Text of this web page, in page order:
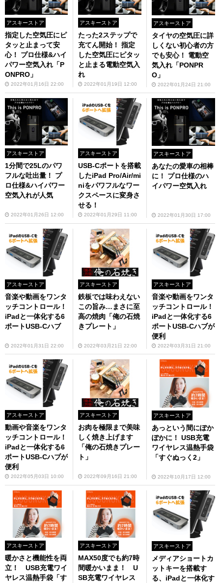
アスキーストア
指定した空気圧にピ
タッと止まって安
心！ プロ仕様&ハイ
パワー空気入れ「P
ONPRO」
2022年01月16日 22:00
アスキーストア
たった2ステップで
充てん開始！ 指定
した空気圧にピタッ
と止まる電動空気入
れ
2022年01月19日 12:00
アスキーストア
タイヤの空気圧に詳
しくない初心者の方
でも安心！ 電動空
気入れ「PONPR
O」
2022年01月24日 21:00
アスキーストア
1分間で25Lのパワ
フルな吐出量！ プ
ロ仕様&ハイパワー
空気入れが人気
2022年01月26日 12:00
アスキーストア
USB-Cポートを搭載
したiPad Pro/Air/mi
niをパワフルなワー
クスペースに変身さ
せる！
2022年01月29日 11:00
アスキーストア
あなたの愛車の相棒
に！ プロ仕様のハ
イパワー空気入れ
2022年01月30日 17:00
アスキーストア
音楽や動画をワンタ
ッチコントロール！
iPadと一体化する6
ポートUSB-Cハブ
2022年01月31日 22:00
アスキーストア
鉄板では味わえない
この旨み…まさに至
高の焼肉「俺の石焼
きプレート」
2022年03月21日 22:00
アスキーストア
音楽や動画をワンタ
ッチコントロール！
iPadと一体化する6
ポートUSB-Cハブが
便利
2022年03月31日 21:00
アスキーストア
動画や音楽をワンタ
ッチコントロール！
iPadと一体化する6
ポートUSB-Cハブが
便利
2022年05月03日 10:00
アスキーストア
お肉を極限まで美味
しく焼き上げます
「俺の石焼きプレー
ト」
2022年09月16日 21:00
アスキーストア
あっという間にぽか
ぽかに！ USB充電
ワイヤレス温熱手袋
「すぐぬっく2」
2022年10月17日 12:00
アスキーストア
暖かさと機能性を両
立！ USB充電ワイ
ヤレス温熱手袋「す
アスキーストア
MAX50度でも約7時
間暖かいまま！ U
SB充電ワイヤレス
アスキーストア
メディアショートカ
ットキーを搭載す
る、iPadと一体化す